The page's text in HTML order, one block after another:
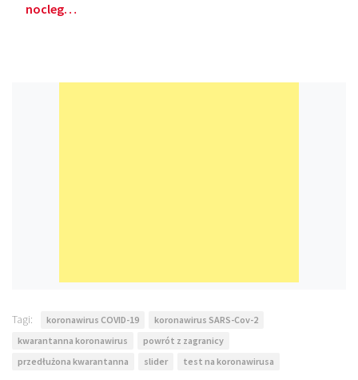
nocleg…
Tagi: koronawirus COVID-19
koronawirus SARS-Cov-2
kwarantanna koronawirus
powrót z zagranicy
przedłużona kwarantanna
slider test na koronawirusa